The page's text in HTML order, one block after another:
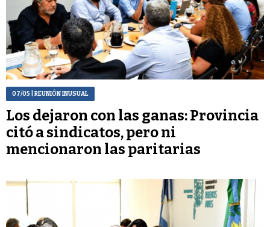
07/05 | REUNIÓN INUSUAL
Los dejaron con las ganas: Provincia
citó a sindicatos, pero ni
mencionaron las paritarias